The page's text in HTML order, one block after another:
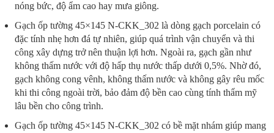
nóng bức, độ ẩm cao hay mưa giông.
Gạch ốp tường 45×145 N-CKK_302 là dòng gạch porcelain có
đặc tính nhẹ hơn đá tự nhiên, giúp quá trình vận chuyển và thi
công xây dựng trở nên thuận lợi hơn. Ngoài ra, gạch gần như
không thấm nước với độ hấp thụ nước thấp dưới 0,5%. Nhờ đó,
gạch không cong vênh, không thấm nước và không gây rêu mốc
khi thi công ngoài trời, bảo đảm độ bền cao cùng tính thẩm mỹ
lâu bền cho công trình.
Gạch ốp tường 45×145 N-CKK_302 có bề mặt nhám giúp mang